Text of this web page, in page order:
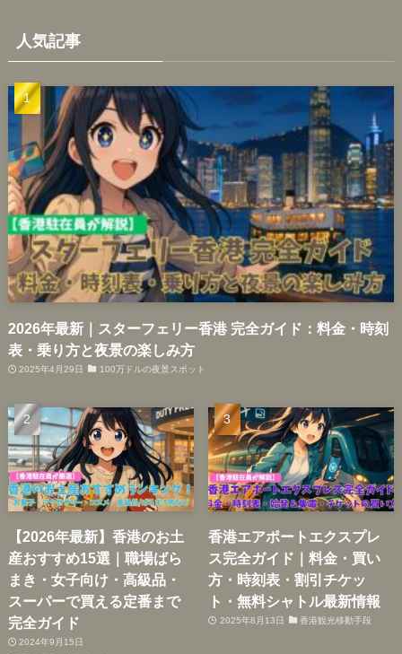
人気記事
2026年最新｜スターフェリー香港 完全ガイド：料金・時刻
表・乗り方と夜景の楽しみ方
2025年4月29日 100万ドルの夜景スポット
【2026年最新】香港のお土
産おすすめ15選｜職場ばら
まき・女子向け・高級品・
スーパーで買える定番まで
完全ガイド
2024年9月15日
香港エアポートエクスプレ
ス完全ガイド｜料金・買い
方・時刻表・割引チケッ
ト・無料シャトル最新情報
2025年8月13日 香港観光移動手段